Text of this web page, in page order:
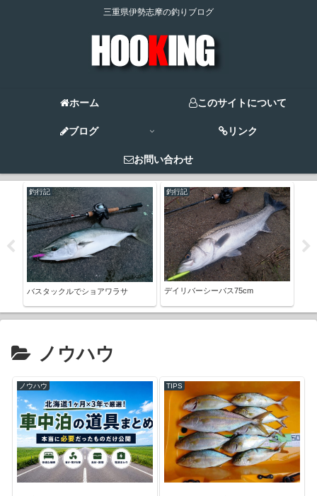
三重県伊勢志摩の釣りブログ
ホーム このサイトについて
ブログ リンク
お問い合わせ
釣行記
バスタックルでショアワラサ
釣行記
デイリバーシーバス75cm
ノウハウ
ノウハウ TIPS